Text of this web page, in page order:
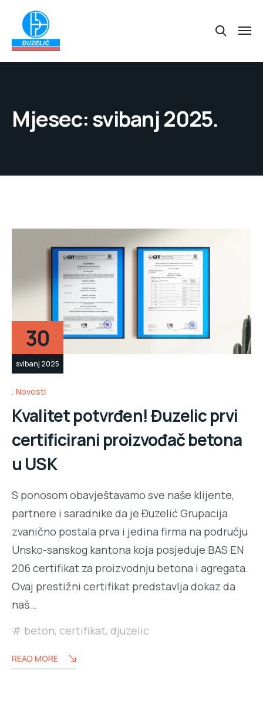
Mjesec:svibanj 2025.
30
svibanj 2025
Novosti
Kvalitet potvrđen! Đuzelic prvi
certificirani proizvođač betona
u USK
S ponosom obavještavamo sve naše klijente,
partnere i saradnike da je Đuzelić Grupacija
zvanično postala prva i jedina firma na području
Unsko-sanskog kantona koja posjeduje BAS EN
206 certifikat za proizvodnju betona i agregata.
Ovaj prestižni certifikat predstavlja dokaz da
naš…
beton, certifikat, djuzelic
READ MORE